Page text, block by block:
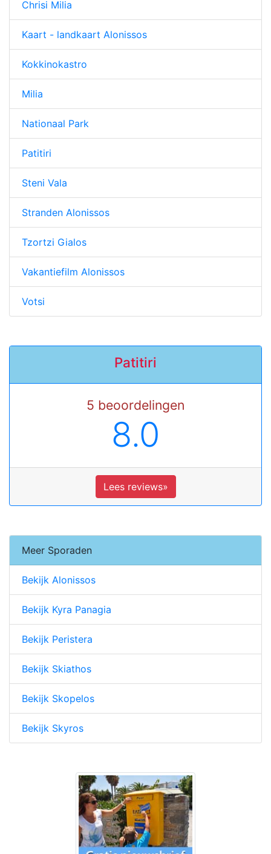
Chrisi Milia
Kaart - landkaart Alonissos
Kokkinokastro
Milia
Nationaal Park
Patitiri
Steni Vala
Stranden Alonissos
Tzortzi Gialos
Vakantiefilm Alonissos
Votsi
Patitiri
5 beoordelingen
8.0
Lees reviews»
Meer Sporaden
Bekijk Alonissos
Bekijk Kyra Panagia
Bekijk Peristera
Bekijk Skiathos
Bekijk Skopelos
Bekijk Skyros